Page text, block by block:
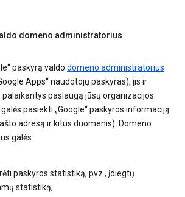
domeno administratorius
paskyrą valdo domeno administratorius
Apps“ naudotojų paskyras), jis ir
palaikantys paslaugą jūsų organizacijos
pasiekti „Google“ paskyros informaciją
adresą ir kitus duomenis). Domeno
galės:
paskyros statistiką, pvz., įdiegtų
statistiką;